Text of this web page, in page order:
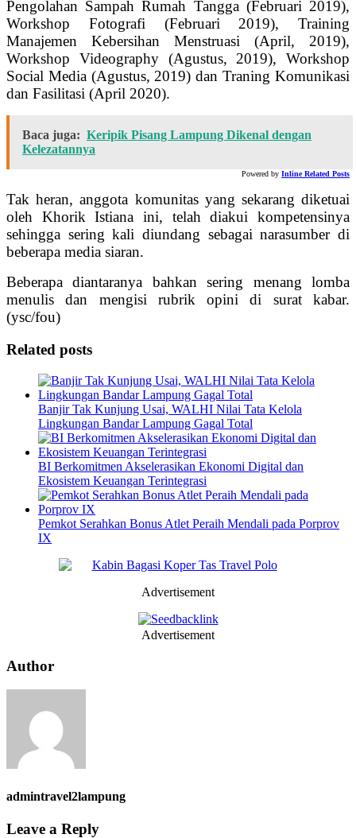
Pengolahan Sampah Rumah Tangga (Februari 2019),
Workshop Fotografi (Februari 2019), Training
Manajemen Kebersihan Menstruasi (April, 2019),
Workshop Videography (Agustus, 2019), Workshop
Social Media (Agustus, 2019) dan Traning Komunikasi
dan Fasilitasi (April 2020).
Baca juga: Keripik Pisang Lampung Dikenal dengan
Kelezatannya
Powered by Inline Related Posts
Tak heran, anggota komunitas yang sekarang diketuai
oleh Khorik Istiana ini, telah diakui kompetensinya
sehingga sering kali diundang sebagai narasumber di
beberapa media siaran.
Beberapa diantaranya bahkan sering menang lomba
menulis dan mengisi rubrik opini di surat kabar.
(ysc/fou)
Related posts
Banjir Tak Kunjung Usai, WALHI Nilai Tata Kelola
Lingkungan Bandar Lampung Gagal Total
BI Berkomitmen Akselerasikan Ekonomi Digital dan
Ekosistem Keuangan Terintegrasi
Pemkot Serahkan Bonus Atlet Peraih Mendali pada Porprov
IX
Advertisement
Advertisement
Author
admintravel2lampung
Leave a Reply